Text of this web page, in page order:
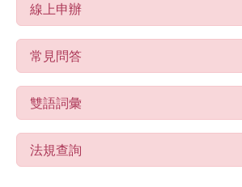
線上申辦
常見問答
雙語詞彙
法規查詢